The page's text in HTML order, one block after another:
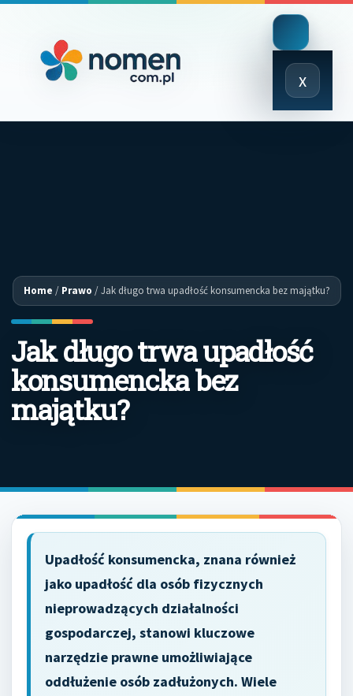
x
Close
Menu
Home / Prawo /Jak długo trwa upadłość konsumencka bez majątku?
Jak długo trwa upadłość
konsumencka bez
majątku?
Upadłość konsumencka, znana również
jako upadłość dla osób fizycznych
nieprowadzących działalności
gospodarczej, stanowi kluczowe
narzędzie prawne umożliwiające
oddłużenie osób zadłużonych. Wiele